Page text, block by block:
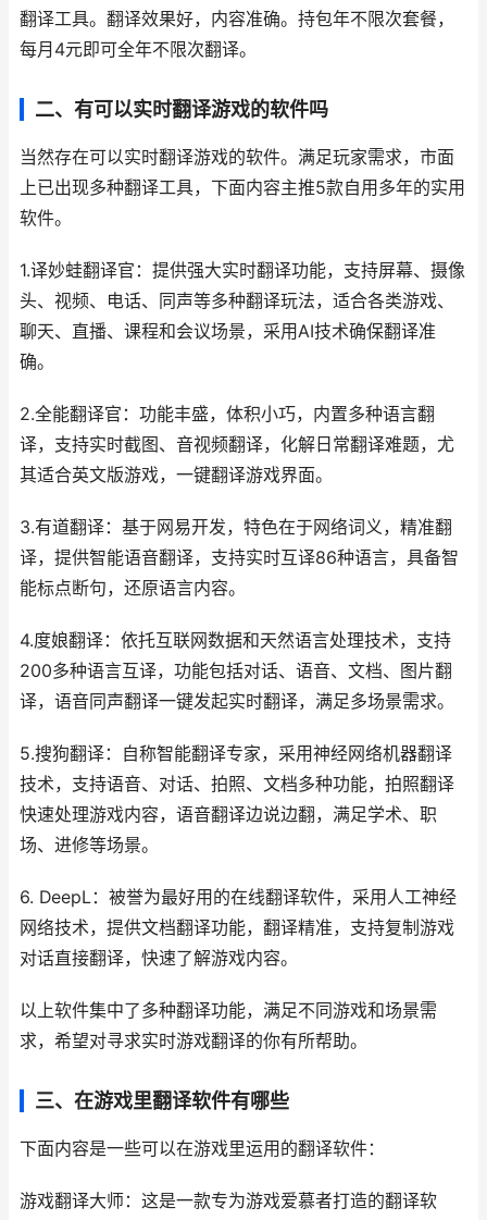
翻译工具。翻译效果好，内容准确。持包年不限次套餐，
每月4元即可全年不限次翻译。
二、有可以实时翻译游戏的软件吗
当然存在可以实时翻译游戏的软件。满足玩家需求，市面
上已出现多种翻译工具，下面内容主推5款自用多年的实用
软件。
1.译妙蛙翻译官：提供强大实时翻译功能，支持屏幕、摄像
头、视频、电话、同声等多种翻译玩法，适合各类游戏、
聊天、直播、课程和会议场景，采用AI技术确保翻译准
确。
2.全能翻译官：功能丰盛，体积小巧，内置多种语言翻
译，支持实时截图、音视频翻译，化解日常翻译难题，尤
其适合英文版游戏，一键翻译游戏界面。
3.有道翻译：基于网易开发，特色在于网络词义，精准翻
译，提供智能语音翻译，支持实时互译86种语言，具备智
能标点断句，还原语言内容。
4.度娘翻译：依托互联网数据和天然语言处理技术，支持
200多种语言互译，功能包括对话、语音、文档、图片翻
译，语音同声翻译一键发起实时翻译，满足多场景需求。
5.搜狗翻译：自称智能翻译专家，采用神经网络机器翻译
技术，支持语音、对话、拍照、文档多种功能，拍照翻译
快速处理游戏内容，语音翻译边说边翻，满足学术、职
场、进修等场景。
6. DeepL：被誉为最好用的在线翻译软件，采用人工神经
网络技术，提供文档翻译功能，翻译精准，支持复制游戏
对话直接翻译，快速了解游戏内容。
以上软件集中了多种翻译功能，满足不同游戏和场景需
求，希望对寻求实时游戏翻译的你有所帮助。
三、在游戏里翻译软件有哪些
下面内容是一些可以在游戏里运用的翻译软件：
游戏翻译大师：这是一款专为游戏爱慕者打造的翻译软